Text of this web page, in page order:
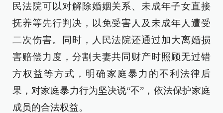
民法院可以对解除婚姻关系、未成年子女直接
抚养等先行判决，以免受害人及未成年人遭受
二次伤害。同时，人民法院还通过加大离婚损
害赔偿力度，分割夫妻共同财产时照顾无过错
方权益等方式，明确家庭暴力的不利法律后
果，对家庭暴力行为坚决说“不”，依法保护家庭
成员的合法权益。